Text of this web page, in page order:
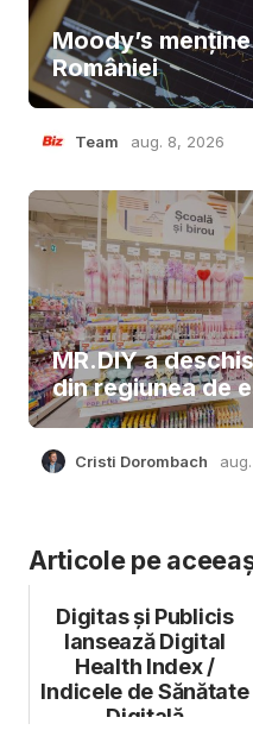
Moody’s
României
Team aug. 8, 2026
MR.DIY a
din regiunea de
Cristi Dorombach
Articole pe
Digitas și Publicis
lansează Digital
Health Index /
Indicele de Sănătate
Digitală